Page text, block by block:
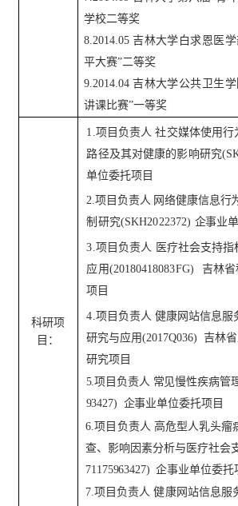
学校二等奖
8.2014.05 吉林大学白求恩医
平大赛”二等奖
9.2014.04 吉林大学公共卫生
讲课比赛”一等奖
科研项
目：
1.项目负责人 社交媒体使用行
路径及其对健康的影响研究
单位委托项目
2.项目负责人 网络健康信息行
制研究(SKH2022372) 企事业
3.项目负责人 医疗社会支持
应用(20180418083FG) 吉林省
项目
4.项目负责人健康网站信息服
研究与应用(2017Q036) 吉林省
研究项目
5.项目负责人 常见慢性疾病管
93427) 企事业单位委托项目
6 .项目负责人 高危型人乳头瘤
查、影响因素分析与医疗社会
71175963427) 企事业单位委托
7.项目负责人 健康网站信息服